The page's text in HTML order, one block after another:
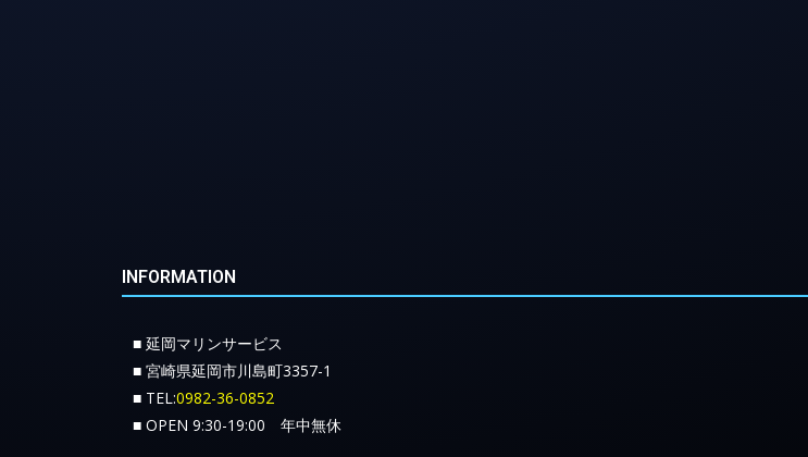
INFORMATION
■ 延岡マリンサービス
■ 宮崎県延岡市川島町3357-1
■ TEL:0982-36-0852
■ OPEN 9:30-19:00 年中無休